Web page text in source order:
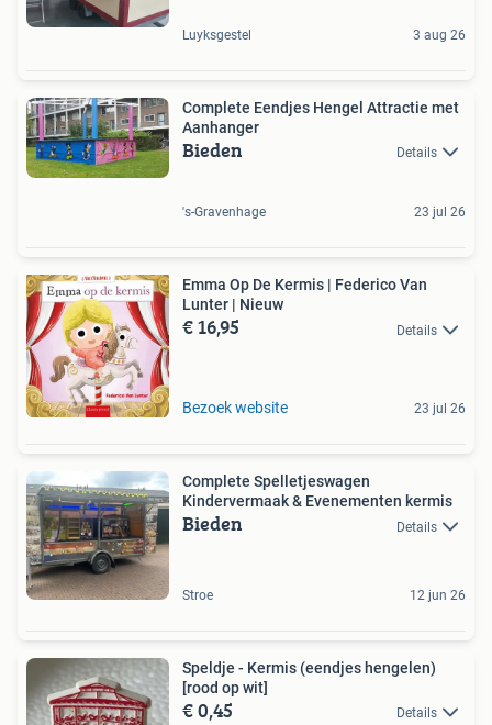
Luyksgestel 3 aug 26
Complete Eendjes Hengel Attractie met
Aanhanger
Bieden Details
's-Gravenhage 23 jul 26
Emma Op De Kermis | Federico Van
Lunter | Nieuw
€ 16,95 Details
Bezoek website 23 jul 26
Complete Spelletjeswagen
Kindervermaak & Evenementen kermis
Bieden Details
Stroe 12 jun 26
Speldje - Kermis (eendjes hengelen)
[rood op wit]
€ 0,45 Details